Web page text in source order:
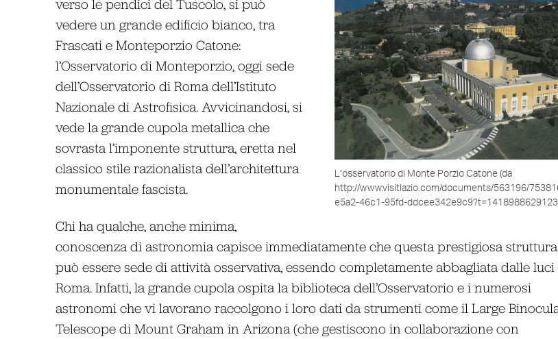
L’osservatorio di Monte Porzio Catone (da
http://www.visitlazio.com/documents/563196/
e5a2-46c1-95fd-
verso le pendici del Tuscolo, si può
vedere un grande edificio bianco, tra
Frascati e Monteporzio Catone:
l’Osservatorio di Monteporzio, oggi sede
dell’Osservatorio di Roma dell’Istituto
Nazionale di Astrofisica. Avvicinandosi, si
vede la grande cupola metallica che
sovrasta l’imponente struttura, eretta nel
classico stile razionalista dell’architettura
monumentale fascista.
Chi ha qualche, anche minima,
conoscenza di astronomia capisce immediatamente che questa prestigiosa
può essere sede di attività osservativa, essendo completamente abbagliata dalle luci
Roma. Infatti, la grande cupola ospita la biblioteca dell’Osservatorio e i numerosi
astronomi che vi lavorano raccolgono i loro dati da strumenti come il Large
Telescope di Mount Graham in Arizona (che gestiscono in collaborazione con